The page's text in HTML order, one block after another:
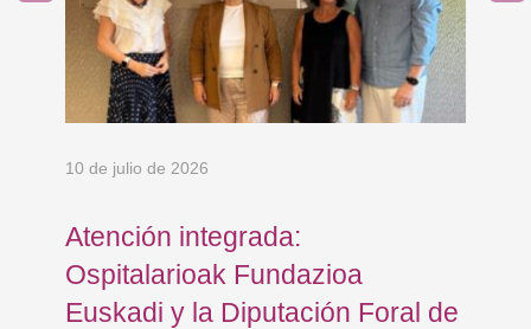
10 de julio de 2026
Atención integrada:
Ospitalarioak Fundazioa
Euskadi y la Diputación Foral de